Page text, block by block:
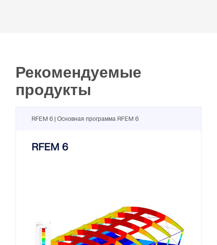
Рекомендуемые
продукты
RFEM 6 | Основная программа RFEM 6
RFEM 6